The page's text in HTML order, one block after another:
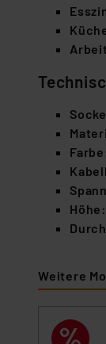
Höhe:
Weitere